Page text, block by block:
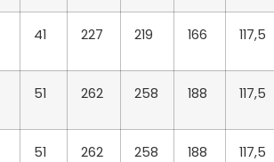
41 227 219 166 117,5
51 262 258 188 117,5
51 262 258 188 117,5